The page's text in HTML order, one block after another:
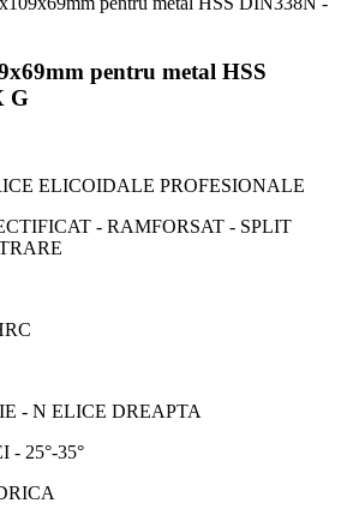
pentru metal HSS
G
ELICOIDALE PROFESIONALE
- RAMFORSAT - SPLIT
- N ELICE DREAPTA
- 25°-35°